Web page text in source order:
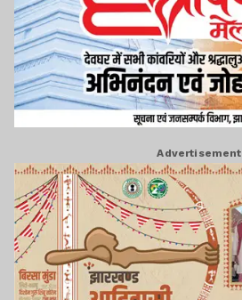
Advertisement